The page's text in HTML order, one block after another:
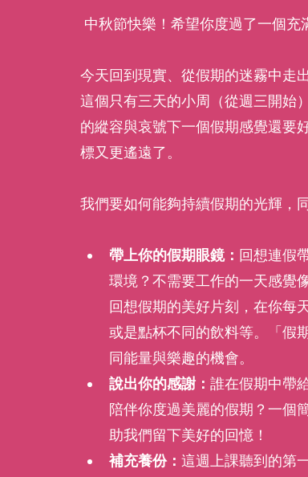
中秋節快樂！希望你度過了一個充
今天回到現實、從假期的迷霧中走
這個只有三天的小周（從週三開始
的縱容與哀號下一個假期感覺還要
標又更遙遠了。
我們要如何能夠持續假期的光輝，
帶上你的假期眼鏡： 回想連假
環境？不需要工作的一天感覺
回想假期的美好片刻，在你每
或是點杯不同的飲料等。「假
同能量與樂趣的機會。
說出你的感謝： 誰在假期中帶
陪伴你度過美麗的假期？一個
助我們留下美好的回憶！
補充養份： 這週上課聽到的第